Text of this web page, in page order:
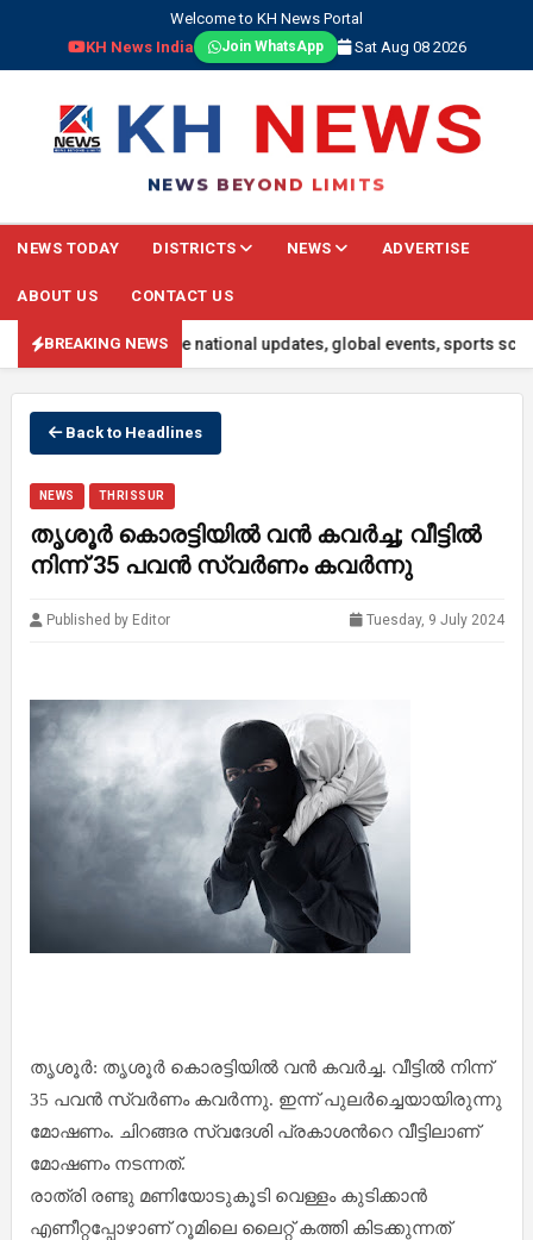
Welcome to KH News Portal
KH News India
Join WhatsApp Sat Aug 08 2026
NEWS BEYOND LIMITS
NEWS TODAY DISTRICTS NEWS ADVERTISE
ABOUT US CONTACT US
BREAKING NEWS
real-time national updates, global events, sports
Back to Headlines
NEWS THRISSUR
തൃശൂർ കൊരട്ടിയിൽ വൻ കവർച്ച; വീട്ടിൽ
നിന്ന് 35 പവൻ സ്വർണം കവർന്നു
Published by Editor Tuesday, 9 July 2024
തൃശൂർ: തൃശൂർ കൊരട്ടിയിൽ വൻ കവർച്ച. വീട്ടിൽ നിന്ന്
35 പവൻ സ്വർണം കവർന്നു. ഇന്ന് പുലർച്ചെയായിരുന്നു
മോഷണം. ചിറങ്ങര സ്വദേശി പ്രകാശന്‍റെ വീട്ടിലാണ്
മോഷണം നടന്നത്.
രാത്രി രണ്ടു മണിയോടുകൂടി വെള്ളം കുടിക്കാൻ
എണീറ്റപ്പോഴാണ് റൂമിലെ ലൈറ്റ് കത്തി കിടക്കുന്നത്